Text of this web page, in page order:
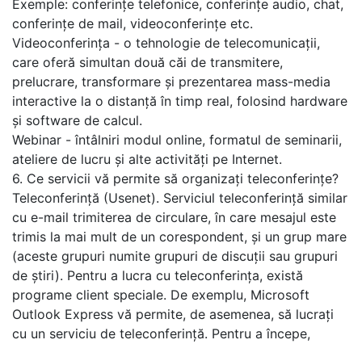
Exemple: conferințe telefonice, conferințe audio, chat,
conferințe de mail, videoconferințe etc.
Videoconferința - o tehnologie de telecomunicații,
care oferă simultan două căi de transmitere,
prelucrare, transformare și prezentarea mass-media
interactive la o distanță în timp real, folosind hardware
și software de calcul.
Webinar - întâlniri modul online, formatul de seminarii,
ateliere de lucru și alte activități pe Internet.
6. Ce servicii vă permite să organizați teleconferințe?
Teleconferință (Usenet). Serviciul teleconferință similar
cu e-mail trimiterea de circulare, în care mesajul este
trimis la mai mult de un corespondent, și un grup mare
(aceste grupuri numite grupuri de discuții sau grupuri
de știri). Pentru a lucra cu teleconferința, există
programe client speciale. De exemplu, Microsoft
Outlook Express vă permite, de asemenea, să lucrați
cu un serviciu de teleconferință. Pentru a începe,